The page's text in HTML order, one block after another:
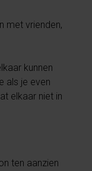
met vrienden,
kunnen
als je even
elkaar niet in
ten aanzien